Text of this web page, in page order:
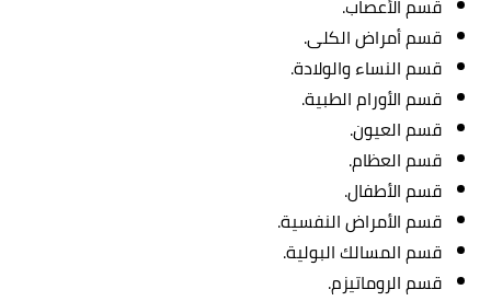
قسم الأعصاب.
قسم أمراض الكلى.
قسم النساء والولادة.
قسم الأورام الطبية.
قسم العيون.
قسم العظام.
قسم الأطفال.
قسم الأمراض النفسية.
قسم المسالك البولية.
قسم الروماتيزم.